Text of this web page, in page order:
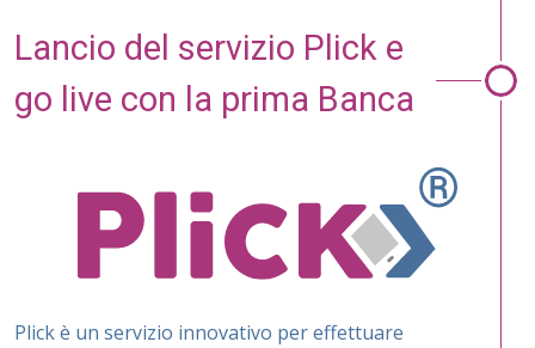
Lancio del servizio Plick e
go live con la prima Banca
Plick è un servizio innovativo per effettuare